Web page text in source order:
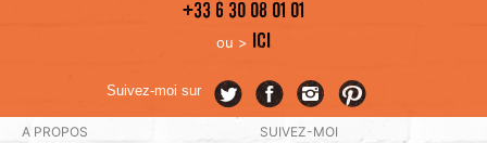
+33 6 30 08 01 01
ou > ICI
Suivez-moi sur
A PROPOS SUIVEZ-MOI